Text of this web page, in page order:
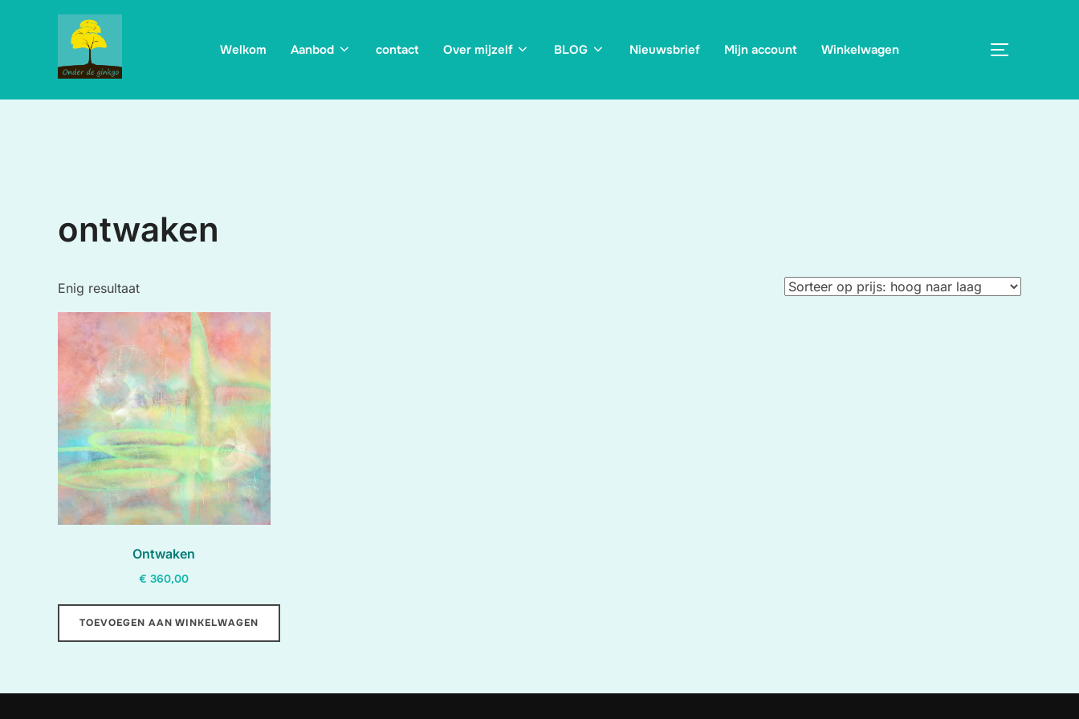
Welkom Aanbod contact Over mijzelf BLOG Nieuwsbrief Mijn account Winkelwagen TOGGLE
ontwaken
Enig resultaat
Ontwaken
€ 360,00
TOEVOEGEN AAN WINKELWAGEN